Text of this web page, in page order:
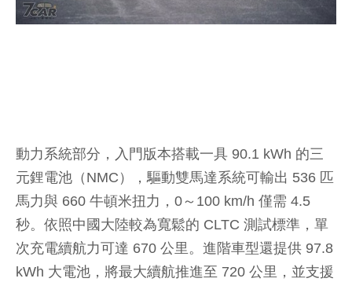
動力系統部分，入門版本搭載一具 90.1 kWh 的三
元鋰電池（NMC），驅動雙馬達系統可輸出 536 匹
馬力與 660 牛頓米扭力，0～100 km/h 僅需 4.5
秒。依照中國大陸較為寬鬆的 CLTC 測試標準，單
次充電續航力可達 670 公里。進階車型還提供 97.8
kWh 大電池，將最大續航推進至 720 公里，並支援